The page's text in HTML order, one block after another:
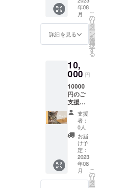
ハイム小学
校に帰属ま
たは著作権
者より許諾
していま
す。本CFの
掲載内容の
一部および
すべてにつ
いて、無断
で複製、転
載、送信、
布、貸与、
翻訳、変造
することは
み。添
加物は
ありま
せん。
量：5～
産国：
日本 産
届け商
品のラ
ベルに
表記 本
品製造
工場で
は小
麦、
卵、
乳、大
豆、オ
レン
ジ、く
君豆皿
■ドライ
フルー
ツ２袋
（通常
ほっぺ
（10g）
、シャ
インマ
スカッ
ト
（20g）
、清水
白桃
（16g）
、かお
り梨
（20g）
、瀬戸
ジャイ
アンツ
年08
月
詳細を見る
こ
の
リ
タ
ー
ン
を
選
択
す
る
10,
000 円
10000
円のご
支援メ
ニュー
※このメ
ニュー
にはド
ライフ
ルーツ
などの
リター
ン品の
お届け
支援
者：
0人
お届
け予
定：
2023
年08
月
こ
の
リ
タ